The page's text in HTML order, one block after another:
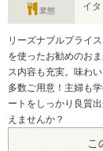
業態 イ
リーズナブルプライ
を使ったお勧めのお
ス内容も充実。味わ
多数ご用意！主婦も
ートをしっかり良質
えませんか？
こ